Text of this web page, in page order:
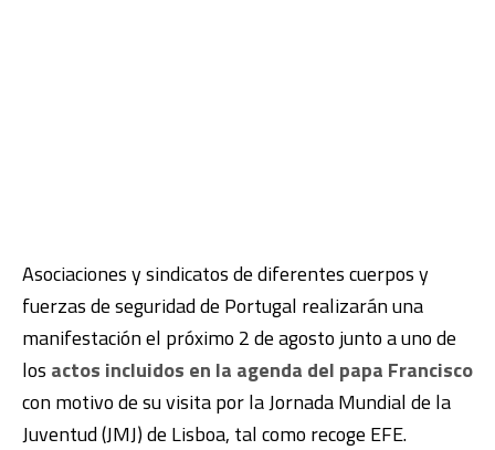
Asociaciones y sindicatos de diferentes cuerpos y
fuerzas de seguridad de Portugal realizarán una
manifestación el próximo 2 de agosto junto a uno de
los actos incluidos en la agenda del papa Francisco
con motivo de su visita por la Jornada Mundial de la
Juventud (JMJ) de Lisboa, tal como recoge EFE.